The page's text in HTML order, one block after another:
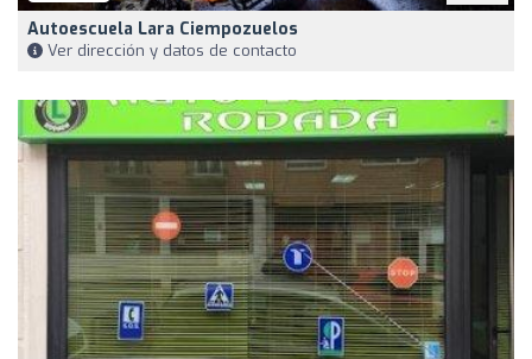
Autoescuela Lara Ciempozuelos
Ver dirección y datos de contacto